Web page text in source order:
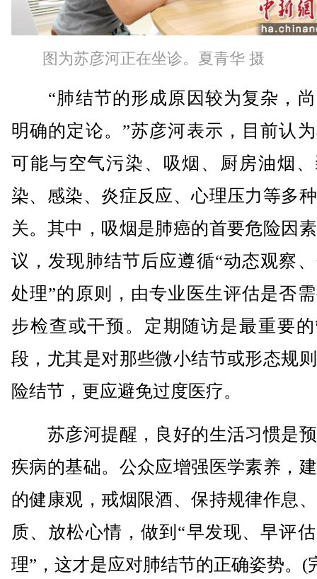
图为苏彦河正在坐诊。夏青华 摄
“肺结节的形成原因较为复杂，尚
明确的定论。”苏彦河表示，目前认
可能与空气污染、吸烟、厨房油烟
染、感染、炎症反应、心理压力等多
关。其中，吸烟是肺癌的首要危险因
议，发现肺结节后应遵循“动态观察
处理”的原则，由专业医生评估是否
步检查或干预。定期随访是最重要
段，尤其是对那些微小结节或形态规
险结节，更应避免过度医疗。
苏彦河提醒，良好的生活习惯是
疾病的基础。公众应增强医学素养，
的健康观，戒烟限酒、保持规律作息
质、放松心情，做到“早发现、早评
理”，这才是应对肺结节的正确姿势。(